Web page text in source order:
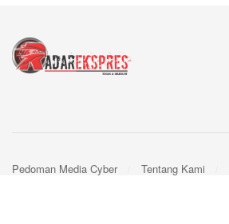
Pedoman Media Cyber Tentang Kami